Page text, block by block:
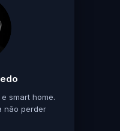
smart home.
não perder